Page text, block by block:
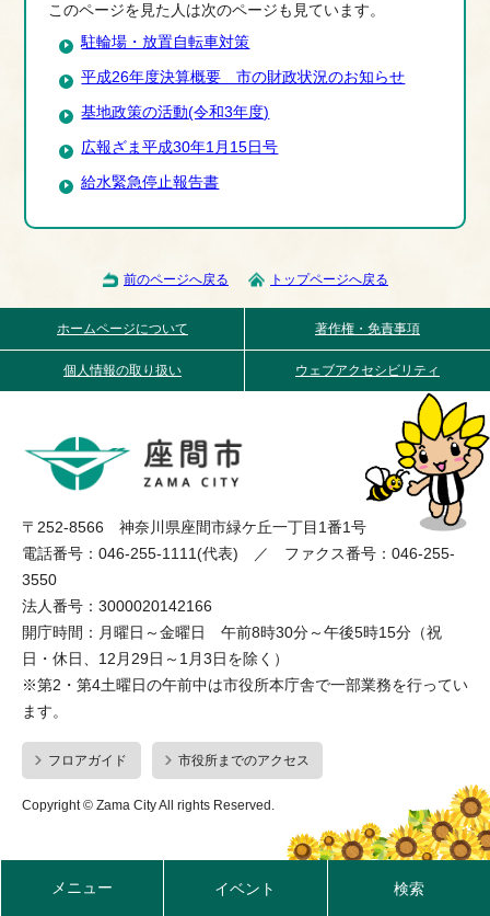
このページを見た人は次のページも見ています。
駐輪場・放置自転車対策
平成26年度決算概要 市の財政状況のお知らせ
基地政策の活動(令和3年度)
広報ざま平成30年1月15日号
給水緊急停止報告書
前のページへ戻る トップページへ戻る
メニュー イベント 検索
ホームページについて 著作権・免責事項
個人情報の取り扱い ウェブアクセシビリティ
〒252-8566 神奈川県座間市緑ケ丘一丁目1番1号
電話番号：046-255-1111(代表) ／ ファクス番号：046-255-
3550
法人番号：3000020142166
開庁時間：月曜日～金曜日 午前8時30分～午後5時15分（祝
日・休日、12月29日～1月3日を除く）
※第2・第4土曜日の午前中は市役所本庁舎で一部業務を行ってい
ます。
フロアガイド 市役所までのアクセス
Copyright © Zama City All rights Reserved.